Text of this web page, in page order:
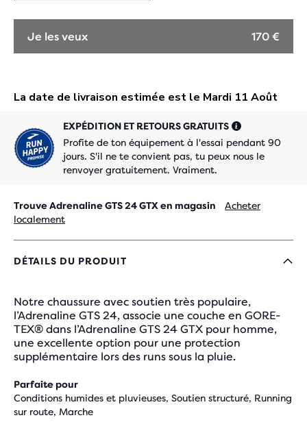
Je les veux 170 €
EXPÉDITION ET RETOURS GRATUITS
Profite de ton équipement à l'essai pendant 90
jours. S'il ne te convient pas, tu peux nous le
renvoyer gratuitement. Vraiment.
Trouve Adrenaline GTS 24 GTX en magasin
Acheter
localement
DÉTAILS DU PRODUIT
Notre chaussure avec soutien très populaire,
l’Adrenaline GTS 24, associe une couche en GORE-
TEX® dans l’Adrenaline GTS 24 GTX pour homme,
une excellente option pour une protection
supplémentaire lors des runs sous la pluie.
Parfaite pour
Conditions humides et pluvieuses, Soutien structuré, Running
sur route, Marche